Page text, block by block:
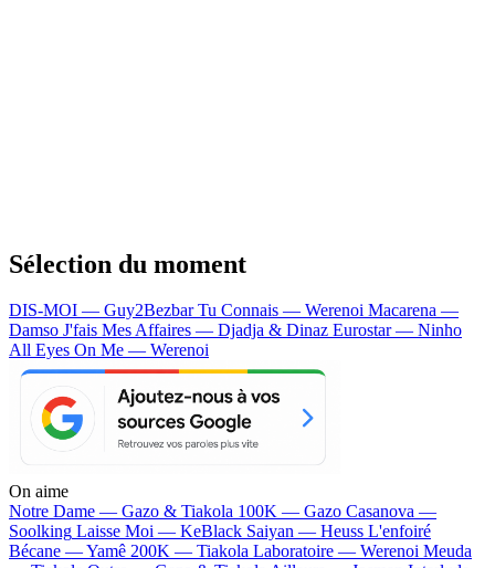
Sélection du moment
DIS-MOI — Guy2BezbarTu Connais — Werenoi Macarena —
Damso J'fais Mes Affaires — Djadja & Dinaz Eurostar — Ninho
All Eyes On Me — Werenoi
On aime
Notre Dame — Gazo & Tiakola 100K — Gazo Casanova —
Soolking Laisse Moi — KeBlack Saiyan — Heuss L'enfoiré
Bécane —Yamê 200K — Tiakola Laboratoire — Werenoi Meuda